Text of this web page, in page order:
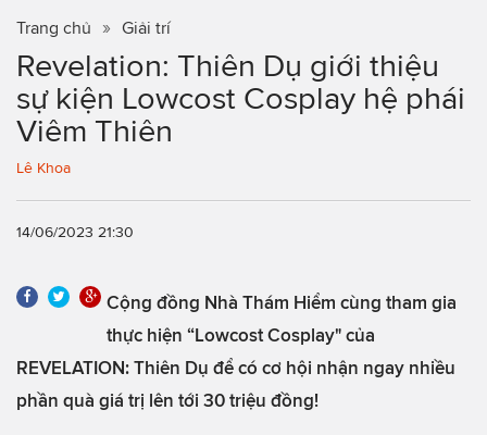
Trang chủ Giải trí
Revelation: Thiên Dụ giới thiệu
sự kiện Lowcost Cosplay hệ phái
Viêm Thiên
Lê Khoa
14/06/2023 21:30
Cộng đồng Nhà Thám Hiểm cùng tham gia
thực hiện “Lowcost Cosplay" của
REVELATION: Thiên Dụ để có cơ hội nhận ngay nhiều
phần quà giá trị lên tới 30 triệu đồng!